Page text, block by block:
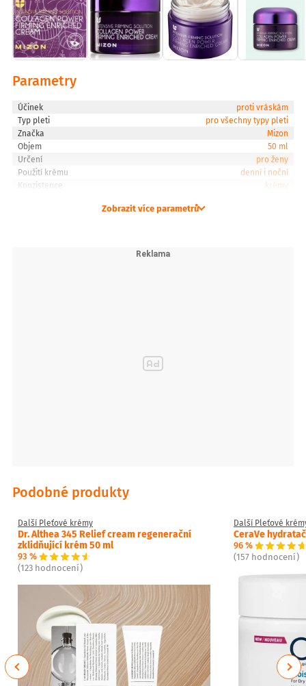
Parametry
Účinek
proti vráskám
Typ pleti
pro všechny typy pleti
Značka
Mizon
Objem
50 ml
Určení
pro ženy
Použití krému
denní i noční
Konzistence
krémy
Zobrazit více parametrů
Podobné produkty
Další Pleťové krémy
Dr. Althea 345 Relief cream regenerační
zklidňující krém 50 ml
93 %
(123 hodnocení)
Další Pleťové
CeraVe
96 %
(157 hodnocení)
Previous Next